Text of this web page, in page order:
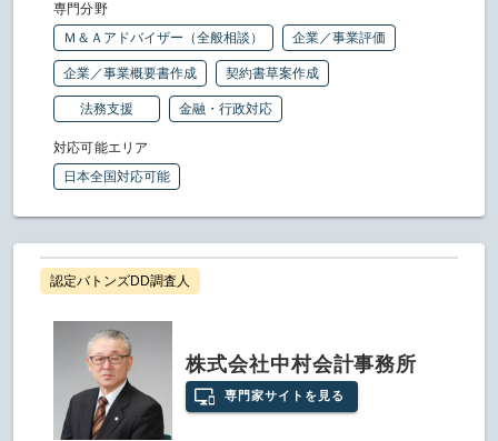
専門分野
Ｍ＆Ａアドバイザー（全般相談）
企業／事業評価
企業／事業概要書作成 契約書草案作成
法務支援 金融・行政対応
対応可能エリア
日本全国対応可能
認定バトンズDD調査人
株式会社中村会計事務所
専門家サイトを見る